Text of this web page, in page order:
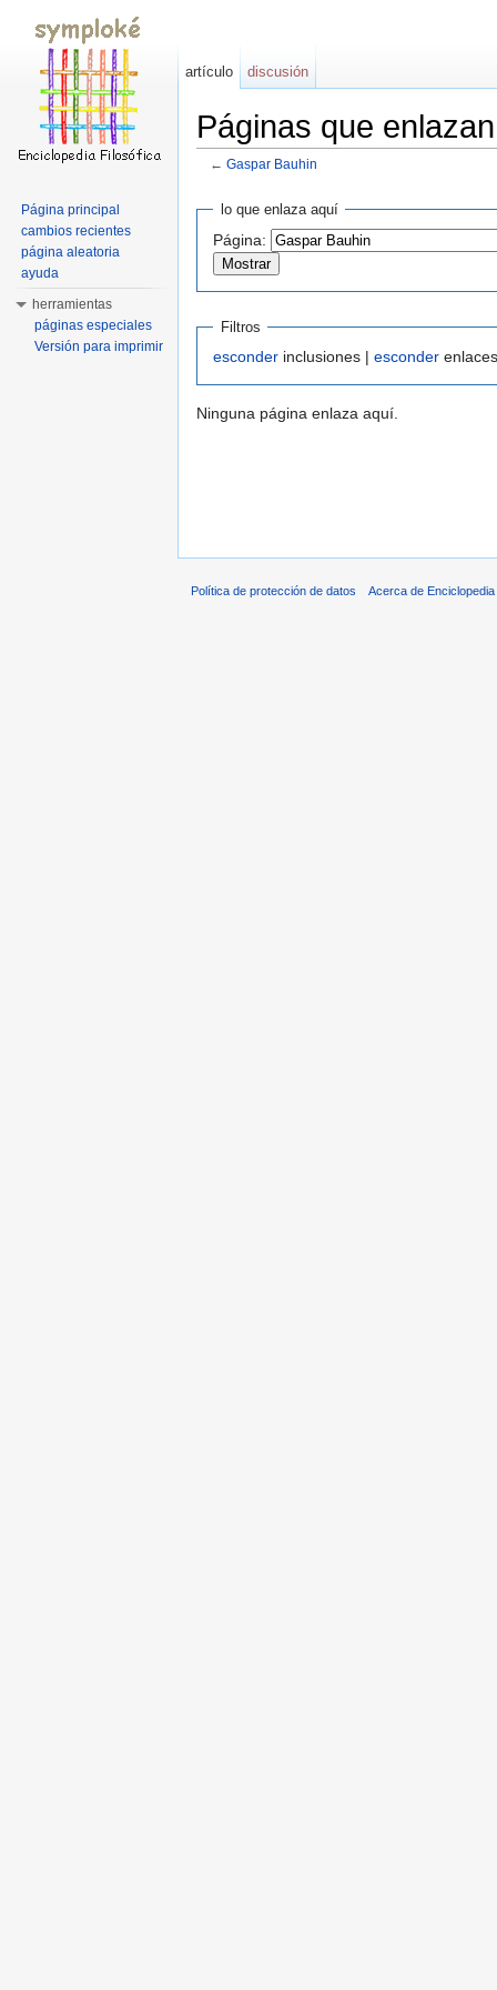
Páginas que
← Gaspar Bauhin
lo que enlaza aquí
Página:
Filtros
esconder inclusiones | esconder
Ninguna página enlaza aquí.
artículo discusión
Página principal
cambios recientes
página aleatoria
ayuda
herramientas
páginas especiales
Versión para imprimir
Política de protección de datos Acerca de